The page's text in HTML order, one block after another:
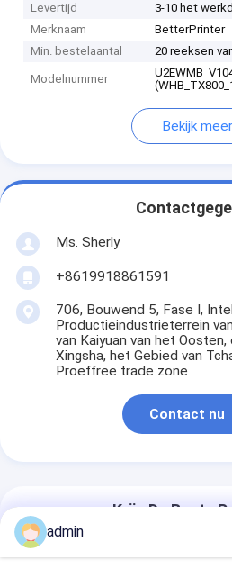
Levertijd
3-10 het
Merknaam
BetterPrinter
Min. bestelaantal
20 reeksen
Modelnummer
Bekijk meer
Ms. Sherly
+8619918861591
706, Bouwend 5, Fase I,
Productieindustrieterrein
van Kaiyuan van het
Xingsha, het Gebied van
Proeffree trade zone
Contact nu
Krijg De Beste
admin